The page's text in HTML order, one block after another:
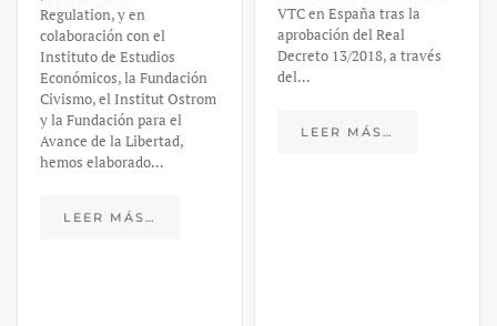
Regulation, y en
colaboración con el
Instituto de Estudios
Económicos, la Fundación
Civismo, el Institut Ostrom
y la Fundación para el
Avance de la Libertad,
hemos elaborado…
LEER MÁS…
VTC en España tras la
aprobación del Real
Decreto 13/2018, a través
del…
LEER MÁS…